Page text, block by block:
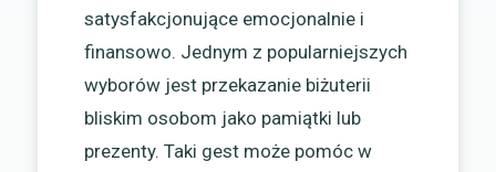
satysfakcjonujące emocjonalnie i
finansowo. Jednym z popularniejszych
wyborów jest przekazanie biżuterii
bliskim osobom jako pamiątki lub
prezenty. Taki gest może pomóc w